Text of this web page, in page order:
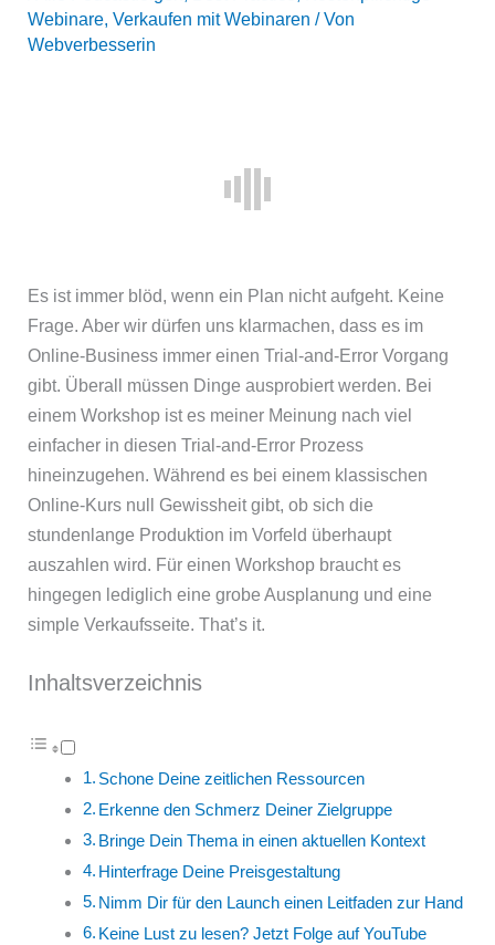
Webinare,Verkaufen mit Webinaren / Von
Webverbesserin
Es ist immer blöd, wenn ein Plan nicht aufgeht. Keine
Frage. Aber wir dürfen uns klarmachen, dass es im
Online-Business immer einen Trial-and-Error Vorgang
gibt. Überall müssen Dinge ausprobiert werden. Bei
einem Workshop ist es meiner Meinung nach viel
einfacher in diesen Trial-and-Error Prozess
hineinzugehen. Während es bei einem klassischen
Online-Kurs null Gewissheit gibt, ob sich die
stundenlange Produktion im Vorfeld überhaupt
auszahlen wird. Für einen Workshop braucht es
hingegen lediglich eine grobe Ausplanung und eine
simple Verkaufsseite. That’s it.
Inhaltsverzeichnis
Schone Deine zeitlichen Ressourcen
Erkenne den Schmerz Deiner Zielgruppe
Bringe Dein Thema in einen aktuellen Kontext
Hinterfrage Deine Preisgestaltung
Nimm Dir für den Launch einen Leitfaden zur Hand
Keine Lust zu lesen? Jetzt Folge auf YouTube